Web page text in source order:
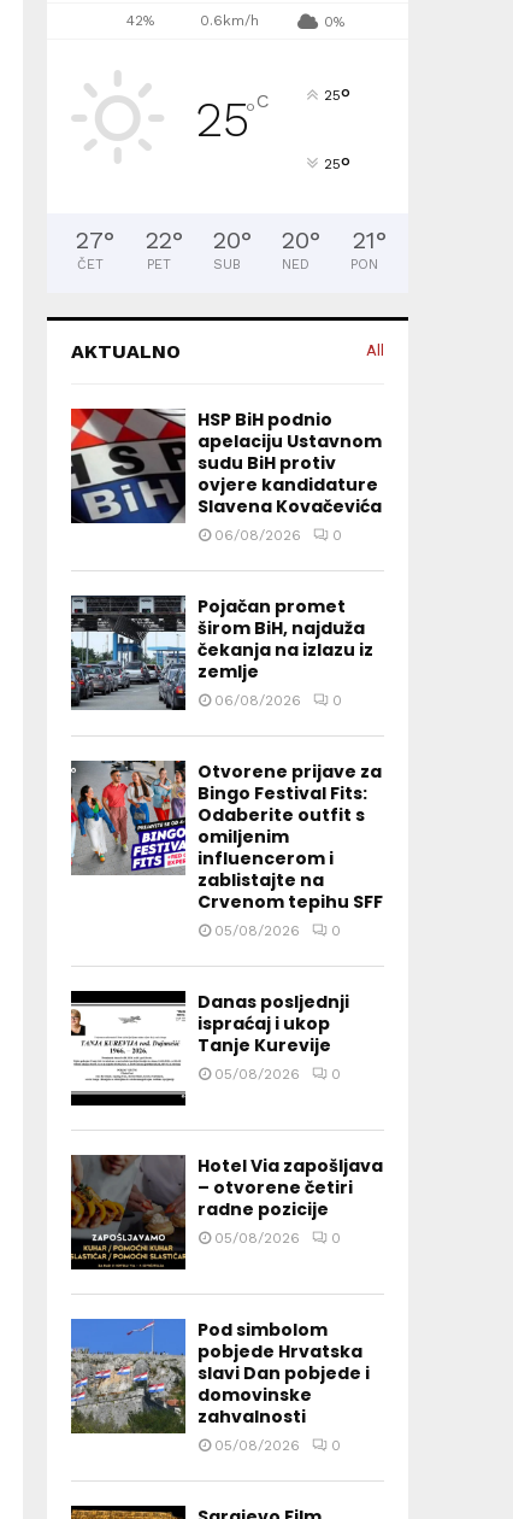
42% 0.6km/h 0%
25°C 25°
25°
27°
ČET
22°
PET
20°
SUB
20°
NED
21°
PON
AKTUALNO All
HSP BiH podnio
apelaciju Ustavnom
sudu BiH protiv
ovjere kandidature
Slavena Kovačevića
06/08/2026 0
Pojačan promet
širom BiH, najduža
čekanja na izlazu iz
zemlje
06/08/2026 0
Otvorene prijave za
Bingo Festival Fits:
Odaberite outfit s
omiljenim
influencerom i
zablistajte na
Crvenom tepihu SFF
05/08/2026 0
Danas posljednji
ispraćaj i ukop
Tanje Kurevije
05/08/2026 0
Hotel Via zapošljava
– otvorene četiri
radne pozicije
05/08/2026 0
Pod simbolom
pobjede Hrvatska
slavi Dan pobjede i
domovinske
zahvalnosti
05/08/2026 0